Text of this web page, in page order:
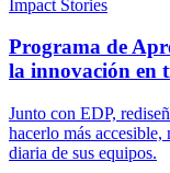
Impact Stories
Programa de
la innovación en
Junto con EDP,
hacerlo más accesible,
diaria de sus equipos.